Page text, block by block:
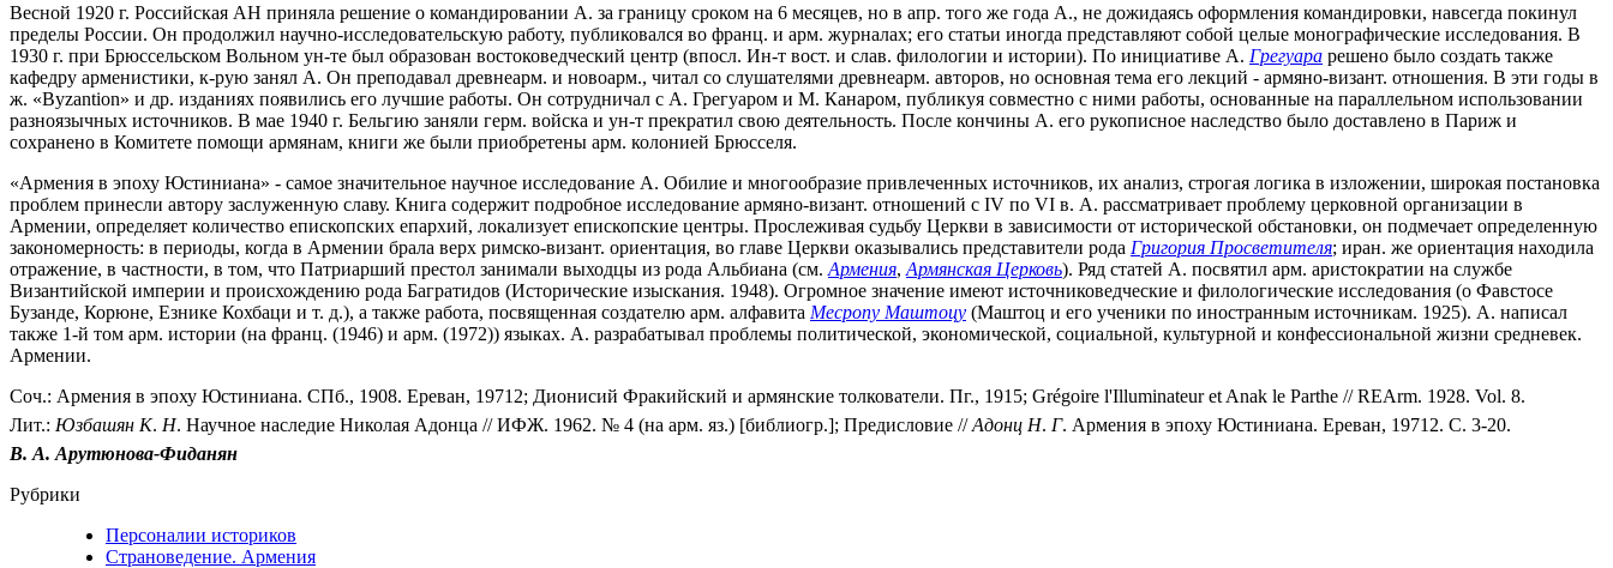
Весной 1920 г. Российская АН приняла решение о командировании А. за границу сроком на 6 месяцев, но в апр. того же года А., не дожидаясь оформления командировки, навсегда покинул
пределы России. Он продолжил научно-исследовательскую работу, публиковался во франц. и арм. журналах; его статьи иногда представляют собой целые монографические исследования. В
1930 г. при Брюссельском Вольном ун-те был образован востоковедческий центр (впосл. Ин-т вост. и слав. филологии и истории). По инициативе А. Грегуара решено было создать также
кафедру арменистики, к-рую занял А. Он преподавал древнеарм. и новоарм., читал со слушателями древнеарм. авторов, но основная тема его лекций - армяно-визант. отношения. В эти годы в
ж. «Byzantion» и др. изданиях появились его лучшие работы. Он сотрудничал с А. Грегуаром и М. Канаром, публикуя совместно с ними работы, основанные на параллельном использовании
разноязычных источников. В мае 1940 г. Бельгию заняли герм. войска и ун-т прекратил свою деятельность. После кончины А. его рукописное наследство было доставлено в Париж и
сохранено в Комитете помощи армянам, книги же были приобретены арм. колонией Брюсселя.
«Армения в эпоху Юстиниана» - самое значительное научное исследование А. Обилие и многообразие привлеченных источников, их анализ, строгая логика в изложении, широкая постановка
проблем принесли автору заслуженную славу. Книга содержит подробное исследование армяно-визант. отношений с IV по VI в. А. рассматривает проблему церковной организации в
Армении, определяет количество епископских епархий, локализует епископские центры. Прослеживая судьбу Церкви в зависимости от исторической обстановки, он подмечает определенную
закономерность: в периоды, когда в Армении брала верх римско-визант. ориентация, во главе Церкви оказывались представители рода Григория Просветителя; иран. же ориентация находила
отражение, в частности, в том, что Патриарший престол занимали выходцы из рода Альбиана (см. Армения, Армянская Церковь). Ряд статей А. посвятил арм. аристократии на службе
Византийской империи и происхождению рода Багратидов (Исторические изыскания. 1948). Огромное значение имеют источниковедческие и филологические исследования (о Фавстосе
Бузанде, Корюне, Езнике Кохбаци и т. д.), а также работа, посвященная создателю арм. алфавита Месропу Маштоцу (Маштоц и его ученики по иностранным источникам. 1925). А. написал
также 1-й том арм. истории (на франц. (1946) и арм. (1972)) языках. А. разрабатывал проблемы политической, экономической, социальной, культурной и конфессиональной жизни средневек.
Армении.
Соч.: Армения в эпоху Юстиниана. СПб., 1908. Ереван, 19712; Дионисий Фракийский и армянские толкователи. Пг., 1915; Grégoire l'Illuminateur et Anak le Parthe // REArm. 1928. Vol. 8.
Лит.: Юзбашян К. Н. Научное наследие Николая Адонца // ИФЖ. 1962. № 4 (на арм. яз.) [библиогр.]; Предисловие //Адонц Н. Г. Армения в эпоху Юстиниана. Ереван, 19712. С. 3-20.
В. А. Арутюнова-Фиданян
Рубрики
Персоналии историков
Страноведение. Армения